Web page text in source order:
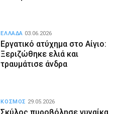
Εργατικό ατύχημα στο Αίγιο:
Ξεριζώθηκε ελιά και
τραυμάτισε άνδρα
ΕΛΛΑΔΑ 03.06.2026
Σκύλος πυροβόλησε γυναίκα
ΚΟΣΜΟΣ 29.05.2026